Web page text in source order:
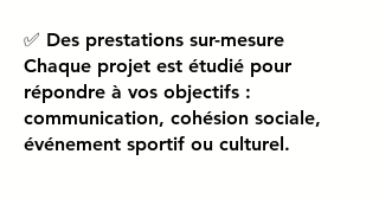
✅ Des prestations sur-mesure
Chaque projet est étudié pour
répondre à vos objectifs :
communication, cohésion sociale,
événement sportif ou culturel.